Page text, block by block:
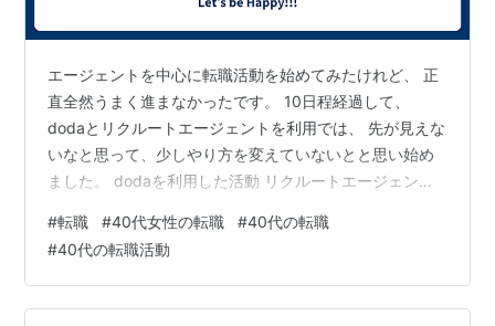
エージェントを中心に転職活動を始めてみたけれど、 正
直全然うまく進まなかったです。 10日程経過して、
dodaとリクルートエージェントを利用では、 先が見えな
いなと思って、少しやり方を変えていないとと思い始め
ました。 dodaを利用した活動 リクルートエージェント
dodaを利用した活動 紹介の数がほとんどなく、あって
も、 自分の経歴からかけ離れたところで、担当とも連絡
が取れない。 応募したところはステータスが進ま
ず・・・。 どうなってるのかなと。 １社面接に進めるこ
#転職 #40代女性の転職 #40代の転職
#40代の転職活動